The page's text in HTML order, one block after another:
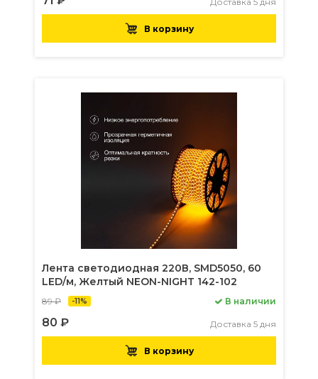
В корзину
Лента светодиодная 220В, SMD5050, 60
LED/м, Желтый NEON-NIGHT 142-102
89 ₽ -11%
80 ₽
В наличии
Доставка 5 дня
В корзину